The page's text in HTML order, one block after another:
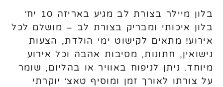
בלון מיילר בצורת לב מגיע באריזה 10 יח׳
בלון איכותי ומבריק בצורת לב – מושלם לכל
אירוע! מתאים לקישוט ימי הולדת, הצעות
נישואין, חתונות, מסיבות אהבה וכל אירוע
מיוחד. ניתן לניפוח באוויר או בהליום, שומר
על צורתו לאורך זמן ומוסיף טאצ׳ יוקרתי